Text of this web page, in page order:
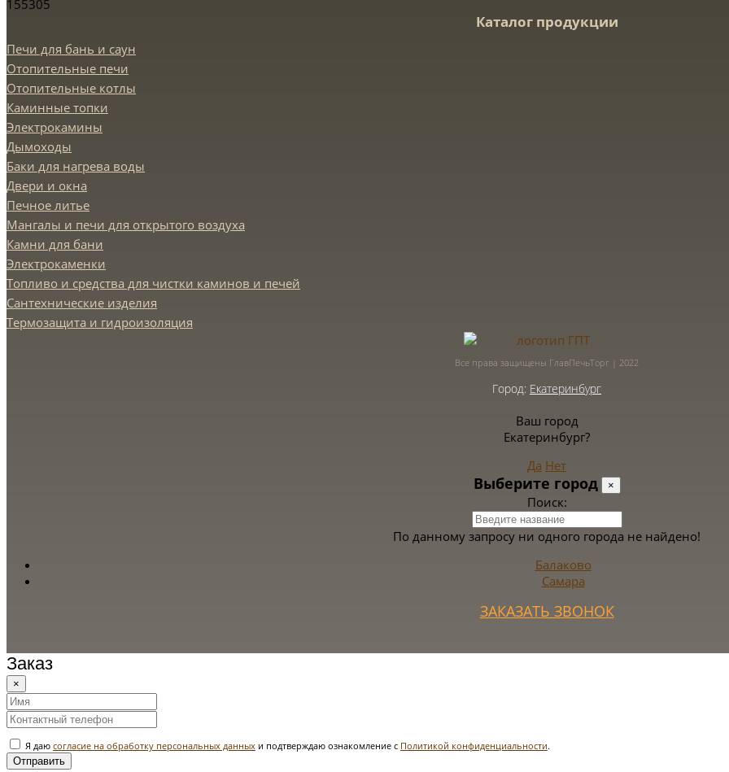
155305
Каталог продукции
Печи для бань и саун
Отопительные печи
Отопительные котлы
Каминные топки
Электрокамины
Дымоходы
Баки для нагрева воды
Двери и окна
Печное литье
Мангалы и печи для открытого воздуха
Камни для бани
Электрокаменки
Топливо и средства для чистки каминов и печей
Сантехнические изделия
Термозащита и гидроизоляция
Все права защищены ГлавПечьТорг | 2022
Город: Екатеринбург
Ваш город
Екатеринбург?
Да Нет
Выберите город ×
Поиск:
По данному запросу ни одного города не найдено!
Балаково
Самара
ЗАКАЗАТЬ ЗВОНОК
Заказ
×
Я даю согласие на обработку персональных данных и подтверждаю ознакомление с Политикой конфиденциальности.
Отправить